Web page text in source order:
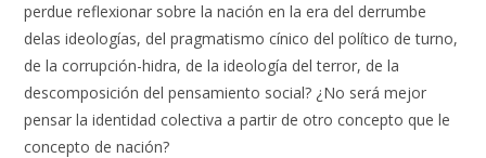
perdue reflexionar sobre la nación en la era del derrumbe
delas ideologías, del pragmatismo cínico del político de turno,
de la corrupción-hidra, de la ideología del terror, de la
descomposición del pensamiento social? ¿No será mejor
pensar la identidad colectiva a partir de otro concepto que le
concepto de nación?